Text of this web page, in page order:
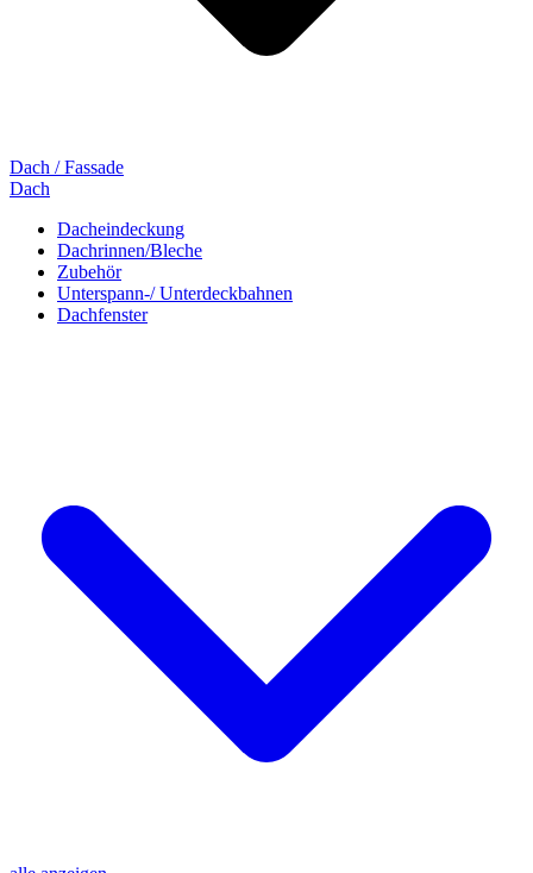
Dach / Fassade
Dach
Dacheindeckung
Dachrinnen/Bleche
Zubehör
Unterspann-/ Unterdeckbahnen
Dachfenster